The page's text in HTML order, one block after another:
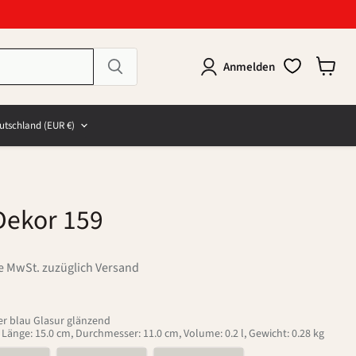
Anmelden
(EUR €)
159
MwSt. zuzüglich Versand
blau Glasur glänzend
15.0 cm, Durchmesser: 11.0 cm, Volume: 0.2 l, Gewicht: 0.28 kg